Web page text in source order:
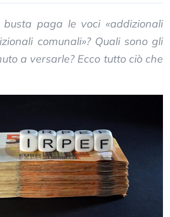
paga le voci «addizionali
comunali»? Quali sono gli
a versarle? Ecco tutto ciò che